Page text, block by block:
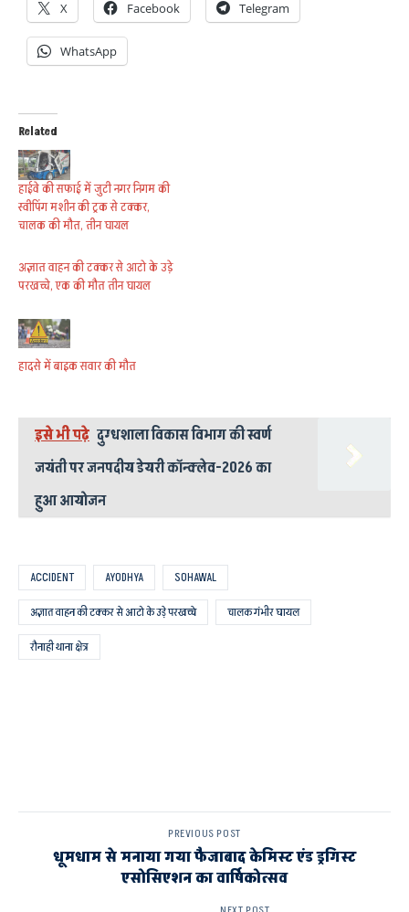
X Facebook Telegram
WhatsApp
Related
हाईवे की सफाई में जुटी नगर निगम की
स्वीपिंग मशीन की ट्रक से टक्कर,
चालक की मौत, तीन घायल
अज्ञात वाहन की टक्कर से आटो के उड़े
परखच्चे, एक की मौत तीन घायल
हादसे में बाइक सवार की मौत
इसे भी पढ़े दुग्धशाला विकास विभाग की स्वर्ण
जयंती पर जनपदीय डेयरी कॉन्क्लेव-2026 का
हुआ आयोजन
ACCIDENT AYODHYA SOHAWAL
अज्ञात वाहन की टक्कर से आटो के उड़े परखच्चे चालक गंभीर घायल
रौनाही थाना क्षेत्र
PREVIOUS POST
धूमधाम से मनाया गया फैजाबाद केमिस्ट एंड ड्रगिस्ट
एसोसिएशन का वार्षिकोत्सव